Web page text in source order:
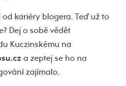
kariéry blogera. Teď už to
Dej o sobě vědět
Kuczinskému na
a zeptej se ho na
zajímalo.